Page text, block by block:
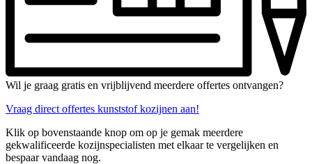
Wil je graag gratis en vrijblijvend meerdere offertes ontvangen?
Vraag direct offertes kunststof kozijnen aan!
Klik op bovenstaande knop om op je gemak meerdere
gekwalificeerde kozijnspecialisten met elkaar te vergelijken en
bespaar vandaag nog.